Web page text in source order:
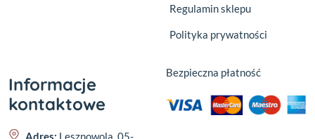
Regulamin sklepu
Polityka prywatności
Informacje
kontaktowe
Adres: Lesznowola, 05-
Bezpieczna płatność